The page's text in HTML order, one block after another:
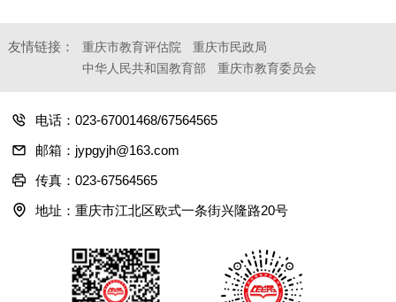
友情链接： 重庆市教育评估院
重庆市民政局
中华人民共和国教育部
重庆市教育委员会
电话：023-67001468/67564565
邮箱：jypgyjh@163.com
传真：023-67564565
地址：重庆市江北区欧式一条街兴隆路20号